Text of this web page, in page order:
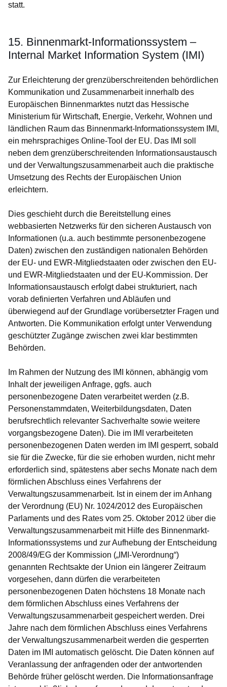
statt.
15. Binnenmarkt-Informationssystem –
Internal Market Information System (IMI)
Zur Erleichterung der grenzüberschreitenden behördlichen
Kommunikation und Zusammenarbeit innerhalb des
Europäischen Binnenmarktes nutzt das Hessische
Ministerium für Wirtschaft, Energie, Verkehr, Wohnen und
ländlichen Raum das Binnenmarkt-Informationssystem IMI,
ein mehrsprachiges Online-Tool der EU. Das IMI soll
neben dem grenzüberschreitenden Informationsaustausch
und der Verwaltungszusammenarbeit auch die praktische
Umsetzung des Rechts der Europäischen Union
erleichtern.
Dies geschieht durch die Bereitstellung eines
webbasierten Netzwerks für den sicheren Austausch von
Informationen (u.a. auch bestimmte personenbezogene
Daten) zwischen den zuständigen nationalen Behörden
der EU- und EWR-Mitgliedstaaten oder zwischen den EU-
und EWR-Mitgliedstaaten und der EU-Kommission. Der
Informationsaustausch erfolgt dabei strukturiert, nach
vorab definierten Verfahren und Abläufen und
überwiegend auf der Grundlage vorübersetzter Fragen und
Antworten. Die Kommunikation erfolgt unter Verwendung
geschützter Zugänge zwischen zwei klar bestimmten
Behörden.
Im Rahmen der Nutzung des IMI können, abhängig vom
Inhalt der jeweiligen Anfrage, ggfs. auch
personenbezogene Daten verarbeitet werden (z.B.
Personenstammdaten, Weiterbildungsdaten, Daten
berufsrechtlich relevanter Sachverhalte sowie weitere
vorgangsbezogene Daten). Die im IMI verarbeiteten
personenbezogenen Daten werden im IMI gesperrt, sobald
sie für die Zwecke, für die sie erhoben wurden, nicht mehr
erforderlich sind, spätestens aber sechs Monate nach dem
förmlichen Abschluss eines Verfahrens der
Verwaltungszusammenarbeit. Ist in einem der im Anhang
der Verordnung (EU) Nr. 1024/2012 des Europäischen
Parlaments und des Rates vom 25. Oktober 2012 über die
Verwaltungszusammenarbeit mit Hilfe des Binnenmarkt-
Informationssystems und zur Aufhebung der Entscheidung
2008/49/EG der Kommission („IMI-Verordnung“)
genannten Rechtsakte der Union ein längerer Zeitraum
vorgesehen, dann dürfen die verarbeiteten
personenbezogenen Daten höchstens 18 Monate nach
dem förmlichen Abschluss eines Verfahrens der
Verwaltungszusammenarbeit gespeichert werden. Drei
Jahre nach dem förmlichen Abschluss eines Verfahrens
der Verwaltungszusammenarbeit werden die gesperrten
Daten im IMI automatisch gelöscht. Die Daten können auf
Veranlassung der anfragenden oder der antwortenden
Behörde früher gelöscht werden. Die Informationsanfrage